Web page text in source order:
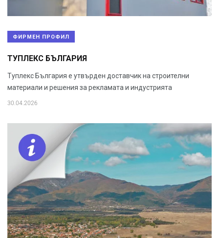
ФИРМЕН ПРОФИЛ
ТУПЛЕКС БЪЛГАРИЯ
Туплекс България е утвърден доставчик на строителни
материали и решения за рекламата и индустрията
30.04.2026